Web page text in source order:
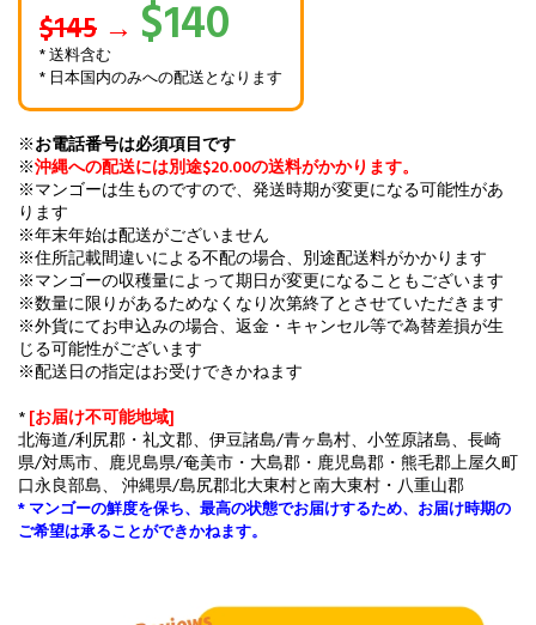
$145 → $140
* 送料含む
* 日本国内のみへの配送となります
※お電話番号は必須項目です
※沖縄への配送には別途$20.00の送料がかかります。
※マンゴーは生ものですので、発送時期が変更になる可能性があ
ります
※年末年始は配送がございません
※住所記載間違いによる不配の場合、別途配送料がかかります
※マンゴーの収穫量によって期日が変更になることもございます
※数量に限りがあるためなくなり次第終了とさせていただきます
※外貨にてお申込みの場合、返金・キャンセル等で為替差損が生
じる可能性がございます
※配送日の指定はお受けできかねます
*[お届け不可能地域]
北海道/利尻郡・礼文郡、伊豆諸島/青ヶ島村、小笠原諸島、長崎
県/対馬市、鹿児島県/奄美市・大島郡・鹿児島郡・熊毛郡上屋久町
口永良部島、 沖縄県/島尻郡北大東村と南大東村・八重山郡
* マンゴーの鮮度を保ち、最高の状態でお届けするため、お届け時期の
ご希望は承ることができかねます。